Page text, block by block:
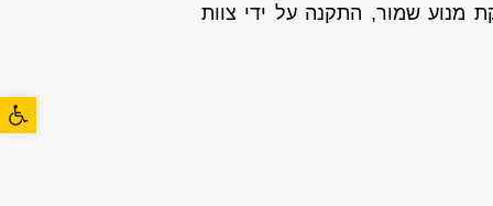
פתח
מנוע שמור, התקנה על ידי צוות